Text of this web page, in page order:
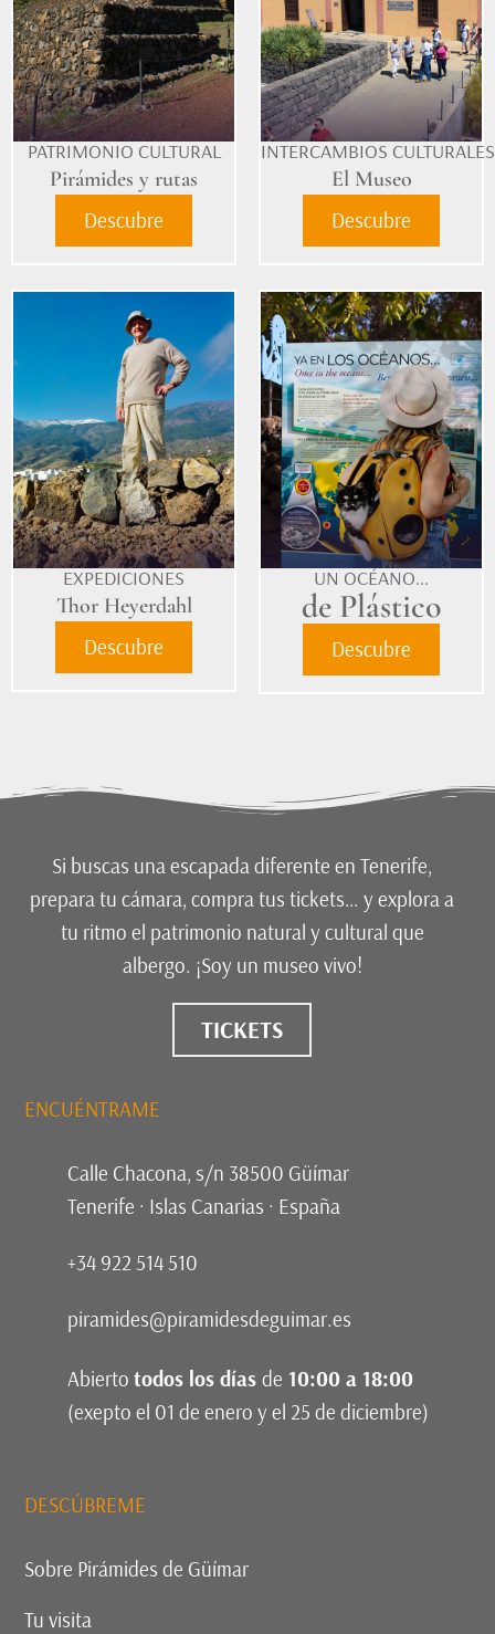
PATRIMONIO CULTURAL
Pirámides y rutas
Descubre
INTERCAMBIOS CULTURALES
El Museo
Descubre
EXPEDICIONES
Thor Heyerdahl
Descubre
UN OCÉANO...
de Plástico
Descubre
Si buscas una escapada diferente en Tenerife,
prepara tu cámara, compra tus tickets… y explora a
tu ritmo el patrimonio natural y cultural que
albergo. ¡Soy un museo vivo!
TICKETS
ENCUÉNTRAME
Calle Chacona, s/n 38500 Güímar
Tenerife · Islas Canarias · España
+34 922 514 510
piramides@piramidesdeguimar.es
Abiertotodos los díasde 10:00 a 18:00
(exepto el 01 de enero y el 25 de diciembre)
DESCÚBREME
Sobre Pirámides de Güímar
Tu visita